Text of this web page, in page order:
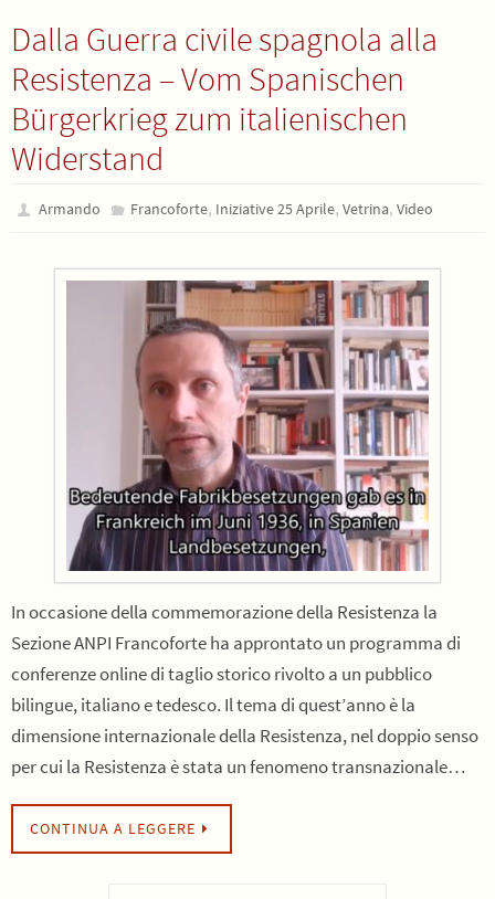
Dalla Guerra civile spagnola alla
Resistenza – Vom Spanischen
Bürgerkrieg zum italienischen
Widerstand
Armando Francoforte, Iniziative 25 Aprile, Vetrina, Video
In occasione della commemorazione della Resistenza la
Sezione ANPI Francoforte ha approntato un programma di
conferenze online di taglio storico rivolto a un pubblico
bilingue, italiano e tedesco. Il tema di quest’anno è la
dimensione internazionale della Resistenza, nel doppio senso
per cui la Resistenza è stata un fenomeno transnazionale…
CONTINUA A LEGGERE